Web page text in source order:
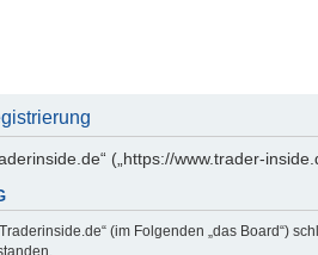
(„https://www.trader-
(im Folgenden „das Board“)